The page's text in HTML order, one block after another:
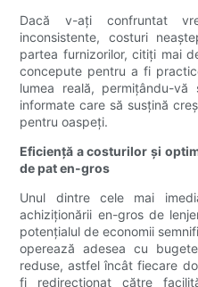
Dacă v-ați confruntat
inconsistente, costuri
partea furnizorilor, citiți mai
concepute pentru a fi
lumea reală, permițându-
informate care să susțină
pentru oaspeți.
Eficiență a costurilor și
de pat en-gros
Unul dintre cele mai
achiziționării en-gros de
potențialul de economii
operează adesea cu
reduse, astfel încât fiecare
fi redirecționat către